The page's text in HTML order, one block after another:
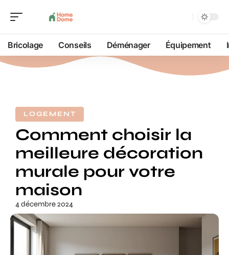
Bricolage Conseils Déménager Équipement
LOGEMENT
Comment choisir la
meilleure décoration
murale pour votre
maison
4 décembre 2024